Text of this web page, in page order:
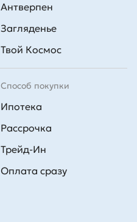
Способ покупки
Ипотека
Рассрочка
Трейд-Ин
Оплата сразу
Антверпен
Загляденье
Твой Космос